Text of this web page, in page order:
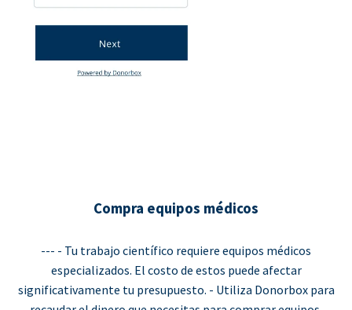
Compra equipos médicos
--- - Tu trabajo científico requiere equipos médicos
especializados. El costo de estos puede afectar
significativamente tu presupuesto. - Utiliza Donorbox para